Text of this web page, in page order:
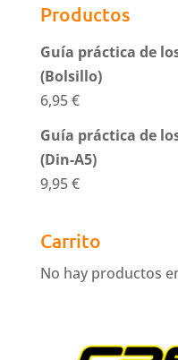
Productos
Guía práctica de
(Bolsillo)
6,95€
Guía práctica de
(Din-A5)
9,95€
Carrito
No hay productos